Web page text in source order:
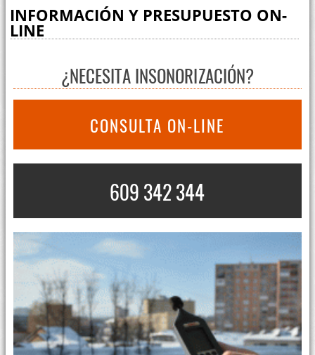
INFORMACIÓN Y PRESUPUESTO ON-
LINE
¿NECESITA INSONORIZACIÓN?
CONSULTA ON-LINE
609 342 344